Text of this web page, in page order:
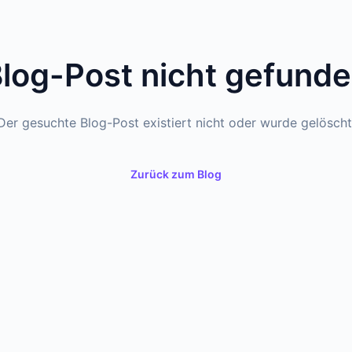
Post nicht
gesuchte Blog-Post existiert nicht oder wurde
Zurück zum Blog